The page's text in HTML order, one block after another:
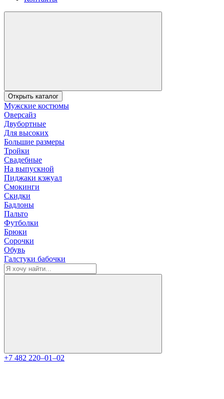
Открыть каталог
Мужские костюмы
Оверсайз
Двубортные
Для высоких
Большие размеры
Тройки
Свадебные
На выпускной
Пиджаки кэжуал
Смокинги
Скидки
Бадлоны
Пальто
Футболки
Брюки
Сорочки
Обувь
Галстуки бабочки
+7 482 220‒01‒02